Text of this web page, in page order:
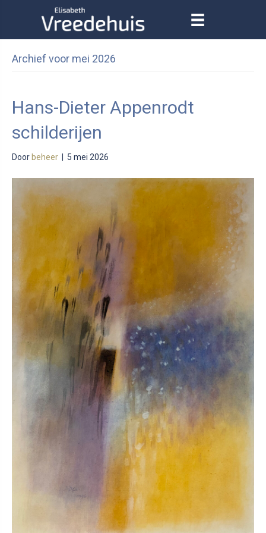
Archief voor mei 2026
Hans-Dieter Appenrodt
schilderijen
Door beheer 5 mei 2026